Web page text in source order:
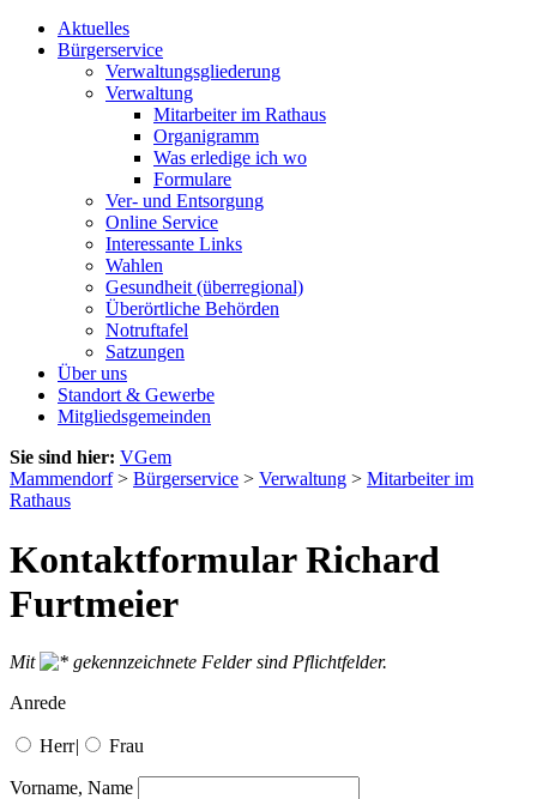
Aktuelles
Bürgerservice
Verwaltungsgliederung
Verwaltung
Mitarbeiter im Rathaus
Organigramm
Was erledige ich wo
Formulare
Ver- und Entsorgung
Online Service
Interessante Links
Wahlen
Gesundheit (überregional)
Überörtliche Behörden
Notruftafel
Satzungen
Über uns
Standort & Gewerbe
Mitgliedsgemeinden
Sie sind hier: VGem
Mammendorf> Bürgerservice > Verwaltung > Mitarbeiter im
Rathaus
Kontaktformular Richard
Furtmeier
Mit
gekennzeichnete Felder sind Pflichtfelder.
Anrede
Herr| Frau
Vorname, Name